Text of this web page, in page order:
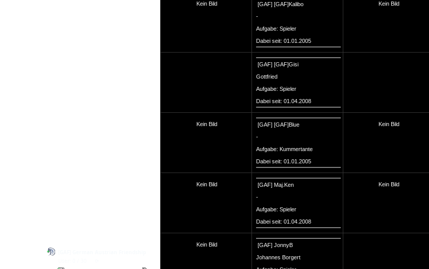
Kein Bild [GAF] [GAF]Kalibo
-
Aufgabe: Spieler
Dabei seit: 01.01.2005
Kein Bild
[GAF] [GAF]Gisi
Gottfried
Aufgabe: Spieler
Dabei seit: 01.04.2008
Kein Bild [GAF] [GAF]Blue
-
Aufgabe: Kummertante
Dabei seit: 01.01.2005
Kein Bild
Kein Bild [GAF] Maj.Ken
-
Aufgabe: Spieler
Dabei seit: 01.04.2008
Kein Bild
Kein Bild [GAF] JonnyB
Johannes Borgert